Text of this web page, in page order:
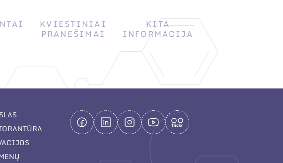
KVIESTINIAI
PRANEŠIMAI
KITA
INFORMACIJA